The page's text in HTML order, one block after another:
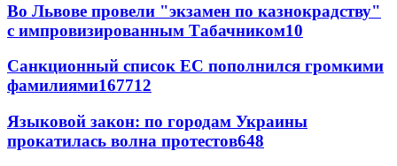
Во Львове провели "экзамен по казнокрадству"
с импровизированным Табачником10
Санкционный список ЕС пополнился громкими
фамилиями167712
Языковой закон: по городам Украины
прокатилась волна протестов648